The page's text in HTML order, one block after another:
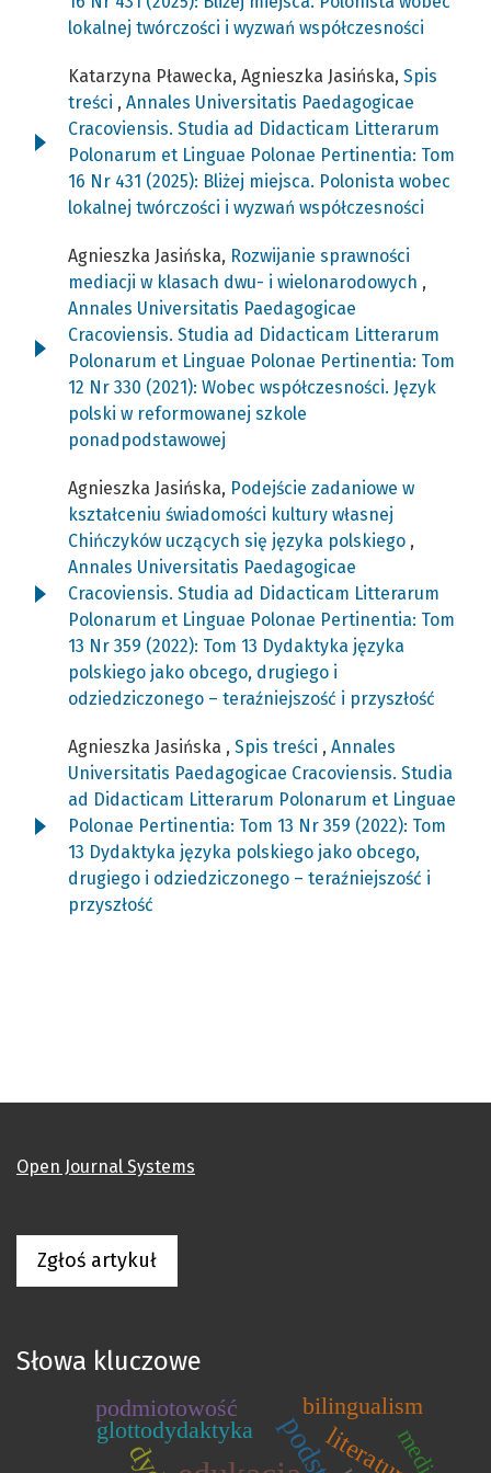
lokalnej twórczości i wyzwań współczesności
Katarzyna Pławecka, Agnieszka Jasińska, Spis
treści , Annales Universitatis Paedagogicae
Cracoviensis. Studia ad Didacticam Litterarum
Polonarum et Linguae Polonae Pertinentia: Tom
16 Nr 431 (2025): Bliżej miejsca. Polonista wobec
lokalnej twórczości i wyzwań współczesności
Agnieszka Jasińska, Rozwijanie sprawności
mediacji w klasach dwu- i wielonarodowych ,
Annales Universitatis Paedagogicae
Cracoviensis. Studia ad Didacticam Litterarum
Polonarum et Linguae Polonae Pertinentia: Tom
12 Nr 330 (2021): Wobec współczesności. Język
polski w reformowanej szkole
ponadpodstawowej
Agnieszka Jasińska, Podejście zadaniowe w
kształceniu świadomości kultury własnej
Chińczyków uczących się języka polskiego ,
Annales Universitatis Paedagogicae
Cracoviensis. Studia ad Didacticam Litterarum
Polonarum et Linguae Polonae Pertinentia: Tom
13 Nr 359 (2022): Tom 13 Dydaktyka języka
polskiego jako obcego, drugiego i
odziedziczonego – teraźniejszość i przyszłość
Agnieszka Jasińska , Spis treści , Annales
Universitatis Paedagogicae Cracoviensis. Studia
ad Didacticam Litterarum Polonarum et Linguae
Polonae Pertinentia: Tom 13 Nr 359 (2022): Tom
13 Dydaktyka języka polskiego jako obcego,
drugiego i odziedziczonego – teraźniejszość i
przyszłość
Open Journal Systems
Zgłoś artykuł
Słowa kluczowe
glottodydaktyka
podmiotowość bilingualism
media